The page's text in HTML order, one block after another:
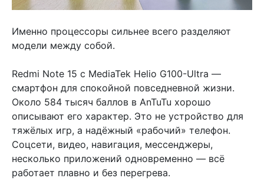
Именно процессоры сильнее всего разделяют
модели между собой.
Redmi Note 15 с MediaTek Helio G100-Ultra —
смартфон для спокойной повседневной жизни.
Около 584 тысяч баллов в AnTuTu хорошо
описывают его характер. Это не устройство для
тяжёлых игр, а надёжный «рабочий» телефон.
Соцсети, видео, навигация, мессенджеры,
несколько приложений одновременно — всё
работает плавно и без перегрева.